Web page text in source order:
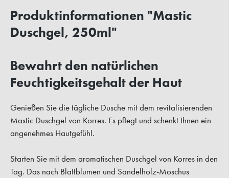
Produktinformationen "Mastic
Duschgel, 250ml"
Bewahrt den natürlichen
Feuchtigkeitsgehalt der Haut
Genießen Sie die tägliche Dusche mit dem revitalisierenden
Mastic Duschgel von Korres. Es pflegt und schenkt Ihnen ein
angenehmes Hautgefühl.
Starten Sie mit dem aromatischen Duschgel von Korres in den
Tag. Das nach Blattblumen und Sandelholz-Moschus